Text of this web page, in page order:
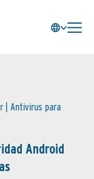
| Antivirus para
Android